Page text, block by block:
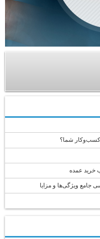
شما؟
عمده
ویژگی‌ها و مزایا